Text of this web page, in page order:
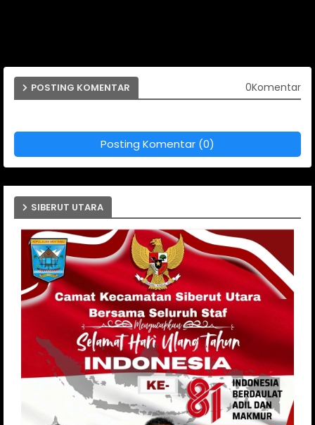
POSTING KOMENTAR 0Komentar
Posting Komentar (0)
SIBERUT UTARA